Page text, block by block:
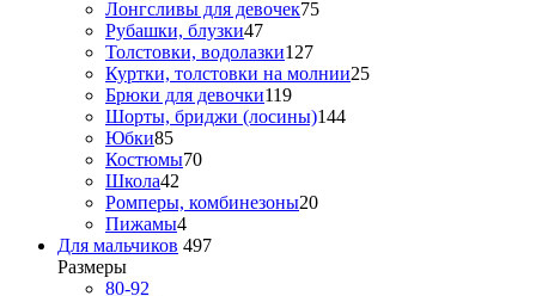
Лонгсливы для девочек75
Рубашки, блузки47
Толстовки, водолазки127
Куртки, толстовки на молнии25
Брюки для девочки119
Шорты, бриджи (лосины)144
Юбки85
Костюмы70
Школа42
Ромперы, комбинезоны20
Пижамы4
Для мальчиков 497
Размеры
80-92